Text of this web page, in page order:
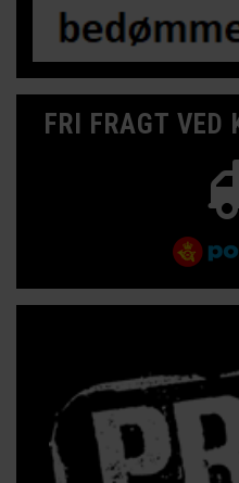
FRI FRAGT